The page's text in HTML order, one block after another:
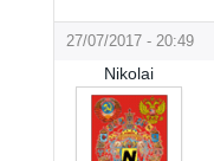
27/07/2017 - 20:49
Nikolai